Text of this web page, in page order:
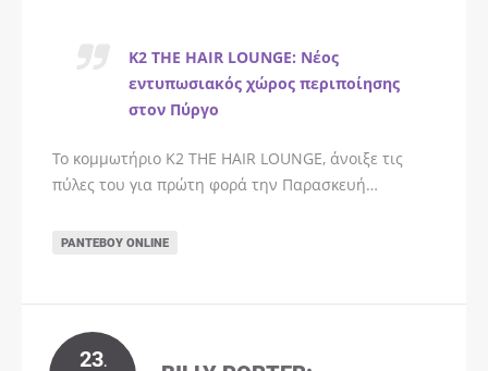
K2 THE HAIR LOUNGE: Νέος
εντυπωσιακός χώρος περιποίησης
στον Πύργο
Το κομμωτήριο K2 THE HAIR LOUNGE, άνοιξε τις
πύλες του για πρώτη φορά την Παρασκευή…
ΡΑΝΤΕΒΟΎ ONLINE
23.